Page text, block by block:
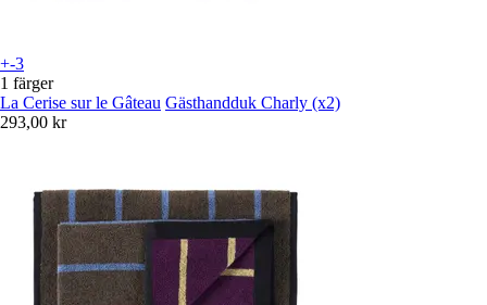
+-3
1 färger
La Cerise sur le Gâteau Gästhandduk Charly (x2)
293,00 kr